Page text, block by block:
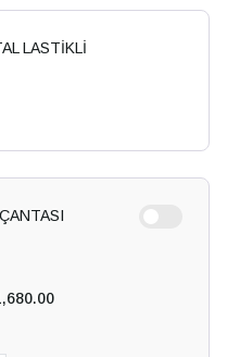
LASTİKLİ